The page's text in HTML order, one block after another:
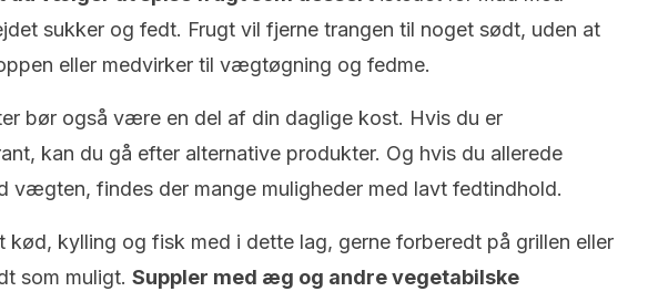
sukker og fedt. Frugt vil fjerne trangen til noget sødt, uden at
eller medvirker til vægtøgning og fedme.
bør også være en del af din daglige kost. Hvis du er
kan du gå efter alternative produkter. Og hvis du allerede
vægten, findes der mange muligheder med lavt fedtindhold.
kød, kylling og fisk med i dette lag, gerne forberedt på grillen eller
som muligt. Suppler med æg og andre vegetabilske